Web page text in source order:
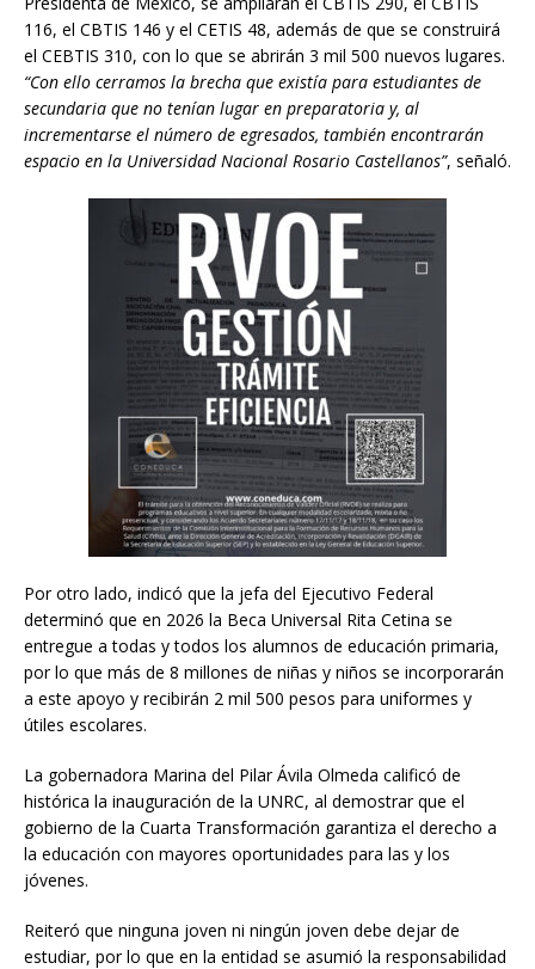
116, el CBTIS 146 y el CETIS 48, además de que se construirá
el CEBTIS 310, con lo que se abrirán 3 mil 500 nuevos lugares.
“Con ello cerramos la brecha que existía para estudiantes de
secundaria que no tenían lugar en preparatoria y, al
incrementarse el número de egresados, también encontrarán
espacio en la Universidad Nacional Rosario Castellanos”, señaló.
Por otro lado, indicó que la jefa del Ejecutivo Federal
determinó que en 2026 la Beca Universal Rita Cetina se
entregue a todas y todos los alumnos de educación primaria,
por lo que más de 8 millones de niñas y niños se incorporarán
a este apoyo y recibirán 2 mil 500 pesos para uniformes y
útiles escolares.
La gobernadora Marina del Pilar Ávila Olmeda calificó de
histórica la inauguración de la UNRC, al demostrar que el
gobierno de la Cuarta Transformación garantiza el derecho a
la educación con mayores oportunidades para las y los
jóvenes.
Reiteró que ninguna joven ni ningún joven debe dejar de
estudiar, por lo que en la entidad se asumió la responsabilidad